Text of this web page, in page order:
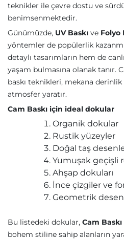
teknikler ile çevre dostu ve
benimsenmektedir.
Günümüzde, UV Baskı ve Folyo
yöntemler de popülerlik
detaylı tasarımların hem de
yaşam bulmasına olanak tanır.
baskı teknikleri, mekana derinlik
atmosfer yaratır.
Cam Baskı için ideal dokular
Organik dokular
Rustik yüzeyler
Doğal taş
Yumuşak geçişli
Ahşap dokuları
İnce çizgiler ve
Geometrik
Bu listedeki dokular, Cam Baskı
bohem stiline sahip alanların